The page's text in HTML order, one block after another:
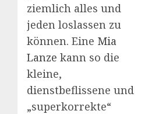
ziemlich alles und
jeden loslassen zu
können. Eine Mia
Lanze kann so die
kleine,
dienstbeflissene und
„superkorrekte“